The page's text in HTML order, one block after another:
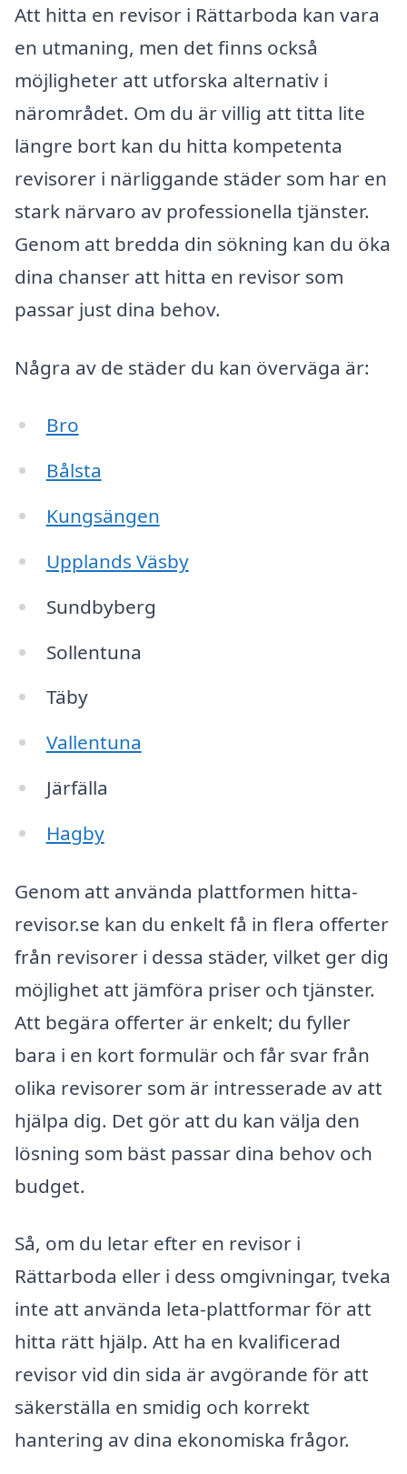
Att hitta en revisor i Rättarboda kan vara
en utmaning, men det finns också
möjligheter att utforska alternativ i
närområdet. Om du är villig att titta lite
längre bort kan du hitta kompetenta
revisorer i närliggande städer som har en
stark närvaro av professionella tjänster.
Genom att bredda din sökning kan du öka
dina chanser att hitta en revisor som
passar just dina behov.
Några av de städer du kan överväga är:
Bro
Bålsta
Kungsängen
Upplands Väsby
Sundbyberg
Sollentuna
Täby
Vallentuna
Järfälla
Hagby
Genom att använda plattformen hitta-
revisor.se kan du enkelt få in flera offerter
från revisorer i dessa städer, vilket ger dig
möjlighet att jämföra priser och tjänster.
Att begära offerter är enkelt; du fyller
bara i en kort formulär och får svar från
olika revisorer som är intresserade av att
hjälpa dig. Det gör att du kan välja den
lösning som bäst passar dina behov och
budget.
Så, om du letar efter en revisor i
Rättarboda eller i dess omgivningar, tveka
inte att använda leta-plattformar för att
hitta rätt hjälp. Att ha en kvalificerad
revisor vid din sida är avgörande för att
säkerställa en smidig och korrekt
hantering av dina ekonomiska frågor.